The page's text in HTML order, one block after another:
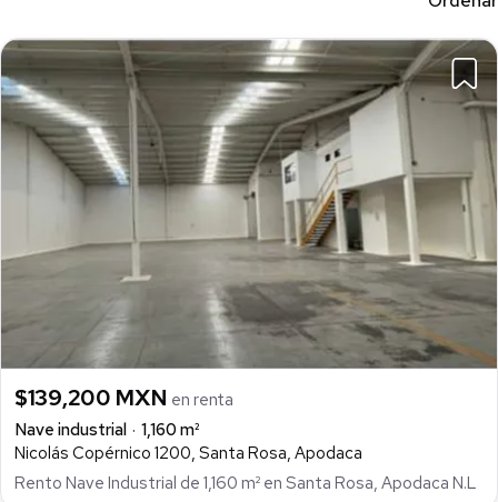
$139,200 MXN en renta
Nave industrial
1,160 m²
Nicolás Copérnico 1200, Santa Rosa, Apodaca
Rento Nave Industrial de 1,160 m² en Santa Rosa, Apodaca N.L